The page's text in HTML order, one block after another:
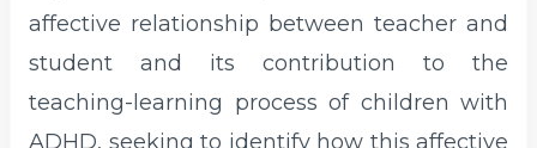
affective relationship between teacher and
student and its contribution to the
teaching-learning process of children with
ADHD, seeking to identify how this affective